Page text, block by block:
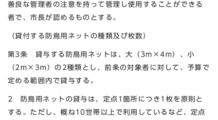
善良な管理者の注意を持って管理し使用することができる
者で、市長が認めるものとする。
（貸付する防鳥用ネットの種類及び枚数）
第3条 貸与する防鳥用ネットは、大（3m×4m）、小
（2m×3m）の2種類とし、前条の対象者に対して、予算で
定める範囲内で貸与する。
2 防鳥用ネットの貸与は、定点1箇所につき1枚を原則と
する。ただし、概ね10世帯以上で利用しているなど、定点